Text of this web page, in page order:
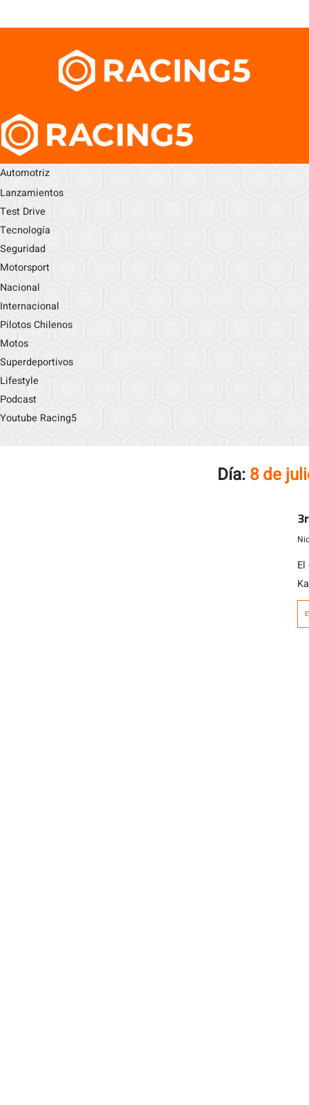
Automotriz
Lanzamientos
Test Drive
Tecnología
Seguridad
Motorsport
Nacional
Internacional
Pilotos Chilenos
Motos
Superdeportivos
Lifestyle
Podcast
Youtube Racing5
Día: 8 de